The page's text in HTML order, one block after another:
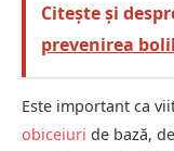
Citește și
prevenirea
Este important ca
obiceiuri de bază,